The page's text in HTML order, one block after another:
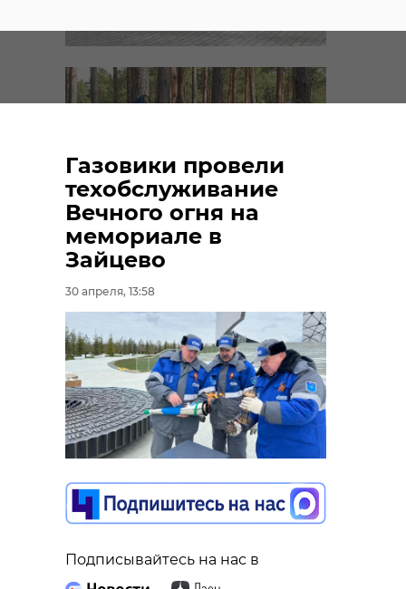
Газовики провели
техобслуживание
Вечного огня на
мемориале в
Зайцево
30 апреля, 13:58
Подписывайтесь на нас в
Фото: 47 канал
вахта памяти
кировский район
Поделиться статьей:
РЕКОМЕНДУЕМ